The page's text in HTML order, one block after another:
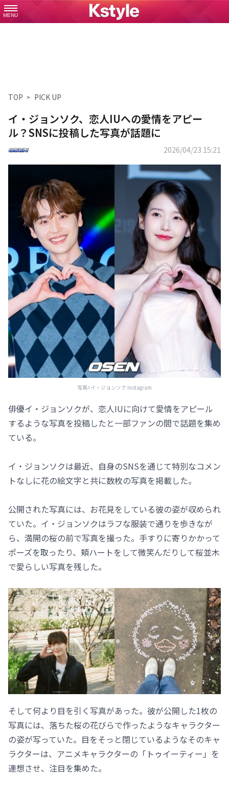
MENU
TOP PICK UP
イ・ジョンソク、恋人IUへの愛情をアピー
ル？SNSに投稿した写真が話題に
2026/04/23 15:21
写真=イ・ジョンソク Instagram
俳優イ・ジョンソクが、恋人IUに向けて愛情をアピール
するような写真を投稿したと一部ファンの間で話題を集め
ている。
イ・ジョンソクは最近、自身のSNSを通じて特別なコメン
トなしに花の絵文字と共に数枚の写真を掲載した。
公開された写真には、お花見をしている彼の姿が収められ
ていた。イ・ジョンソクはラフな服装で通りを歩きなが
ら、満開の桜の前で写真を撮った。手すりに寄りかかって
ポーズを取ったり、頬ハートをして微笑んだりして桜並木
で愛らしい写真を残した。
そして何より目を引く写真があった。彼が公開した1枚の
写真には、落ちた桜の花びらで作ったようなキャラクター
の姿が写っていた。目をそっと閉じているようなそのキャ
ラクターは、アニメキャラクターの「トゥイーティー」を
連想させ、注目を集めた。